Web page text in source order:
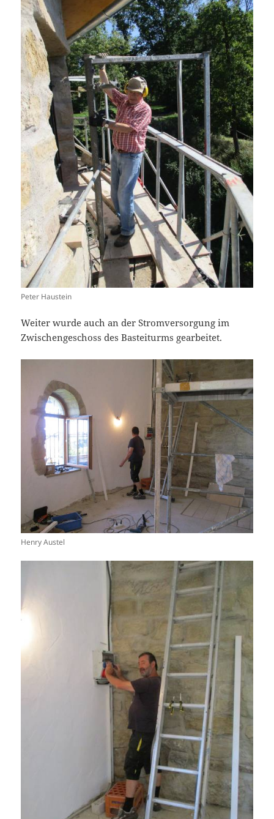
Peter Haustein
Weiter wurde auch an der Stromversorgung im
Zwischengeschoss des Basteiturms gearbeitet.
Henry Austel